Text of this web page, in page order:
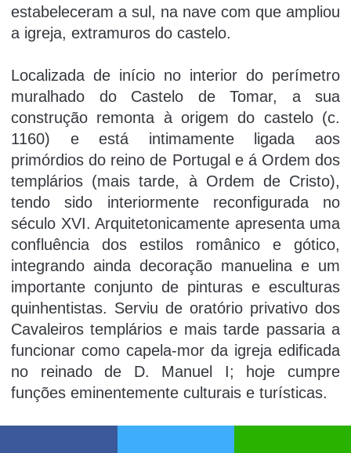
estabeleceram a sul, na nave com que ampliou
a igreja, extramuros do castelo.
Localizada de iní­cio no interior do perí­metro
muralhado do Castelo de Tomar, a sua
construção remonta à origem do castelo (c.
1160) e está intimamente ligada aos
primórdios do reino de Portugal e á Ordem dos
templários (mais tarde, à Ordem de Cristo),
tendo sido interiormente reconfigurada no
século XVI. Arquitetonicamente apresenta uma
confluência dos estilos românico e gótico,
integrando ainda decoração manuelina e um
importante conjunto de pinturas e esculturas
quinhentistas. Serviu de oratório privativo dos
Cavaleiros templários e mais tarde passaria a
funcionar como capela-mor da igreja edificada
no reinado de D. Manuel I; hoje cumpre
funções eminentemente culturais e turí­sticas.